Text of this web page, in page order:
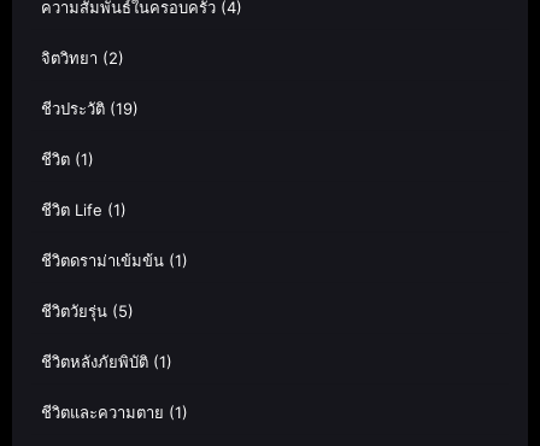
ความสัมพันธ์ในครอบครัว (4)
จิตวิทยา (2)
ชีวประวัติ (19)
ชีวิต (1)
ชีวิต Life (1)
ชีวิตดราม่าเข้มข้น (1)
ชีวิตวัยรุ่น (5)
ชีวิตหลังภัยพิบัติ (1)
ชีวิตและความตาย (1)